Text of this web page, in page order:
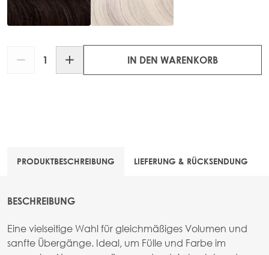
IN DEN WARENKORB
PRODUKTBESCHREIBUNG LIEFERUNG & RÜCKSENDUNG
BESCHREIBUNG
Eine vielseitige Wahl für gleichmäßiges Volumen und
sanfte Übergänge. Ideal, um Fülle und Farbe im